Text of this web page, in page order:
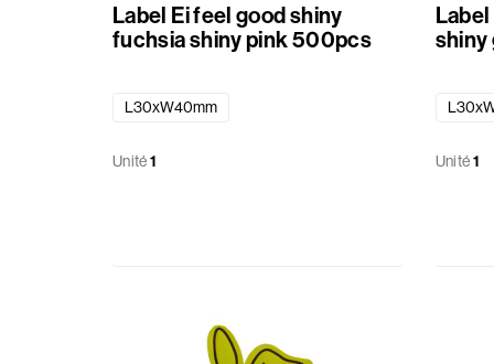
Label Ei feel good shiny
fuchsia shiny pink 500pcs
L30xW40mm
Unité1 Unité1